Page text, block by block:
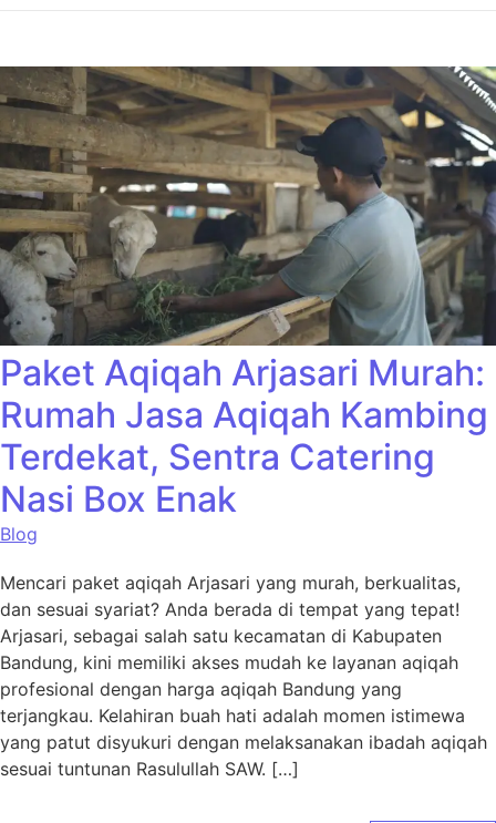
Paket Aqiqah Arjasari Murah:
Rumah Jasa Aqiqah Kambing
Terdekat, Sentra Catering
Nasi Box Enak
Blog
Mencari paket aqiqah Arjasari yang murah, berkualitas,
dan sesuai syariat? Anda berada di tempat yang tepat!
Arjasari, sebagai salah satu kecamatan di Kabupaten
Bandung, kini memiliki akses mudah ke layanan aqiqah
profesional dengan harga aqiqah Bandung yang
terjangkau. Kelahiran buah hati adalah momen istimewa
yang patut disyukuri dengan melaksanakan ibadah aqiqah
sesuai tuntunan Rasulullah SAW. […]